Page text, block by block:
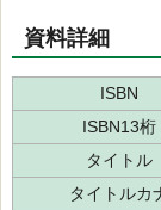
資料詳細
ISBN
ISBN13桁
タイトル
タイトルカ